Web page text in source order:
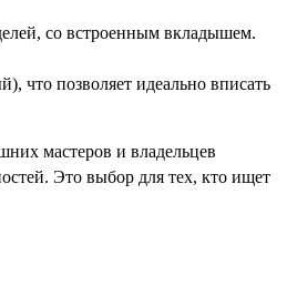
со встроенным вкладышем.
что позволяет идеально вписать
мастеров и владельцев
Это выбор для тех, кто ищет